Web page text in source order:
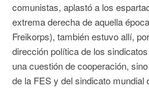
comunistas, aplastó a los
extrema derecha de aquella
Freikorps), también estuvo allí,
dirección política de los
una cuestión de cooperación,
de la FES y del sindicato mundial